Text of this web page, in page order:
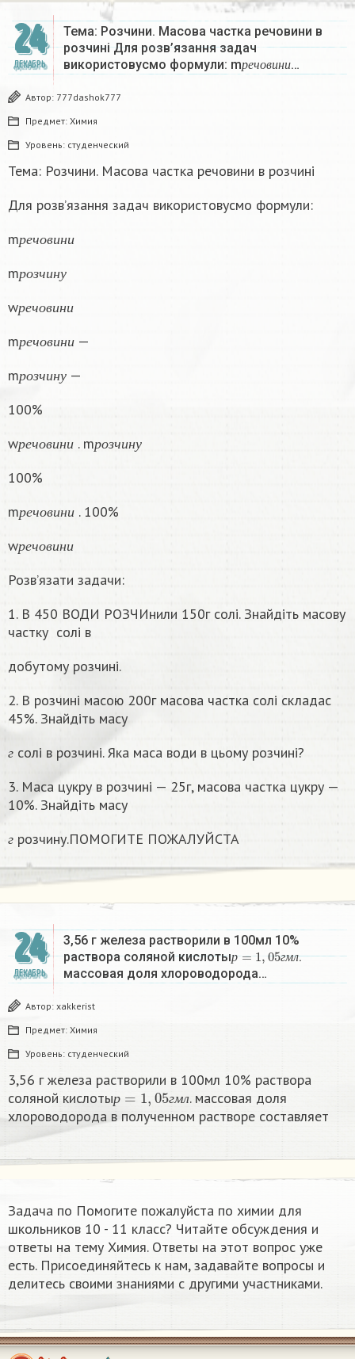
24
ДЕКАБРЬ
Тема: Розчини. Масова частка речовини в
розчині Для розв’язання задач
використовусмо формули: m р е ч о в и н и …
Автор: 777dashok777
Предмет: Химия
Уровень: студенческий
Тема: Розчини. Масова частка речовини в розчині
Для розв’язання задач використовусмо формули:
m р е ч о в и н и
m р о з ч и н у
wр е ч о в и н и
m р е ч о в и н и
—
m р о з ч и н у
—
100%
wр е ч о в и н и . m р о з ч и н у
100%
m р е ч о в и н и
. 100%
wр е ч о в и н и
Розв’язати задачи:
1. В 450 ВОДИ РОЗЧИнили 150г солі. Знайдіть масову
частку солі в
добутому розчині.
2. В розчині масою 200г масова частка солі складас
45%. Знайдіть масу
г
солі в розчині. Яка маса води в цьому розчинi?
3. Маса цукру в розчині — 25г, масова частка цукру —
10%. Знайдіть масу
г розчину.ПОМОГИТЕ ПОЖАЛУЙСТА
24
ДЕКАБРЬ
3,56 г железа растворили в 100мл 10%
раствора соляной кислоты р гмл
,05гм
.
массовая доля хлороводорода…
Автор: xakkerist
Предмет: Химия
Уровень: студенческий
3,56 г железа растворили в 100мл 10% раствора
соляной кислоты р гмл
р=1,05гмл
. массовая доля
хлороводорода в полученном растворе составляет
Задача по Помогите пожалуйста по химии для
школьников 10 - 11 класс? Читайте обсуждения и
ответы на тему Химия. Ответы на этот вопрос уже
есть. Присоединяйтесь к нам, задавайте вопросы и
делитесь своими знаниями с другими участниками.